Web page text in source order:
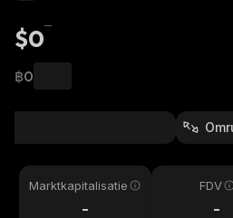
$0
฿0
Marktkapitalisatie
-
FDV
-